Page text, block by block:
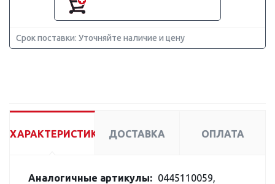
Срок поставки: Уточняйте наличие и цену
ХАРАКТЕРИСТИКИ ДОСТАВКА ОПЛАТА
Аналогичные артикулы: 0445110059,